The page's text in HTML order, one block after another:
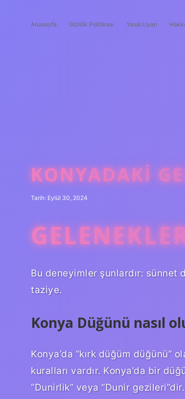
Anasayfa Gizlilik Politikası Yasal Uyarı
KONYADAKI
Tarih: Eylül 30, 2024
Bu deneyimler şunlardır: sünnet
taziye.
Konya Düğünü nasıl
Konya’da “kırk düğüm düğünü”
kuralları vardır. Konya’da bir
“Dunirlik” veya “Dunir